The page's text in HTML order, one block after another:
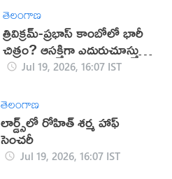
తెలంగాణ
త్రివిక్రమ్-ప్రభాస్ కాంబోలో భారీ
చిత్రం? ఆసక్తిగా ఎదురుచూస్తున్న
ప్రేక్షకులు
Jul 19, 2026, 16:07 IST
తెలంగాణ
లార్డ్స్‌లో రోహిత్ శర్మ హాఫ్
సెంచరీ
Jul 19, 2026, 16:07 IST